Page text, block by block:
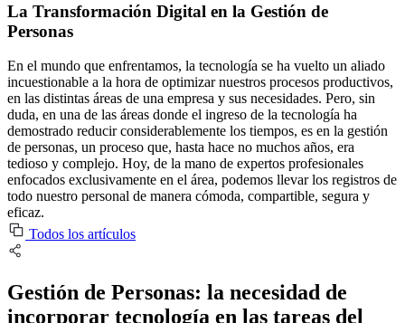
La Transformación Digital en la Gestión de
Personas
En el mundo que enfrentamos, la tecnología se ha vuelto un aliado
incuestionable a la hora de optimizar nuestros procesos productivos,
en las distintas áreas de una empresa y sus necesidades. Pero, sin
duda, en una de las áreas donde el ingreso de la tecnología ha
demostrado reducir considerablemente los tiempos, es en la gestión
de personas, un proceso que, hasta hace no muchos años, era
tedioso y complejo. Hoy, de la mano de expertos profesionales
enfocados exclusivamente en el área, podemos llevar los registros de
todo nuestro personal de manera cómoda, compartible, segura y
eficaz.
Todos los artículos
Gestión de Personas: la necesidad de
incorporar tecnología en las tareas del